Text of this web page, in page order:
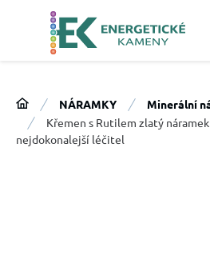
NÁRAMKY
Minerální
Křemen s Rutilem zlatý
nejdokonalejší léčitel